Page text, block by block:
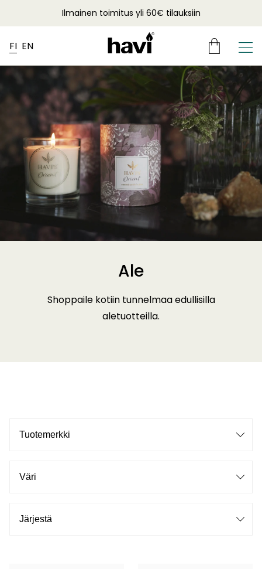
Ilmainen toimitus yli 60€ tilauksiin
FI EN
Ale
Shoppaile kotiin tunnelmaa edullisilla
aletuotteilla.